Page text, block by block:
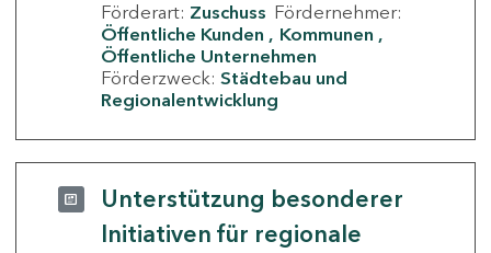
Förderart: Zuschuss Fördernehmer:
Öffentliche Kunden
Kommunen
Öffentliche Unternehmen
Förderzweck: Städtebau und
Regionalentwicklung
Unterstützung besonderer
Initiativen für regionale